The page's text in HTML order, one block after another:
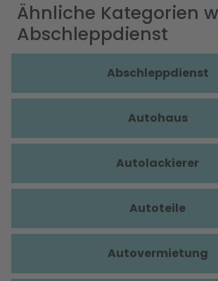
Ähnliche Kategorien
Abschleppdienst
Abschleppdienst
Autohaus
Autolackierer
Autoteile
Autovermietung